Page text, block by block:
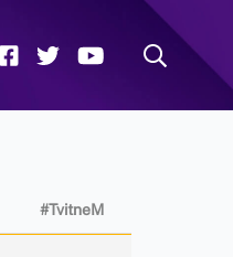
#TvitneM